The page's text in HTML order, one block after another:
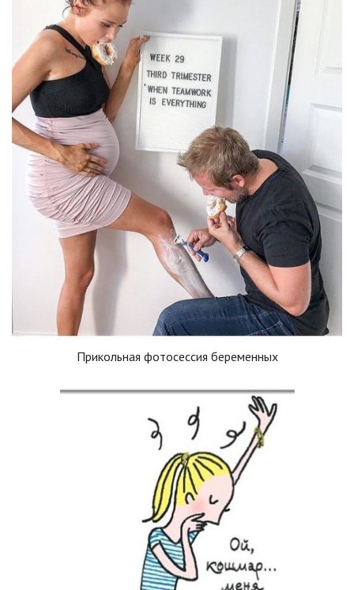
Прикольная фотосессия беременных